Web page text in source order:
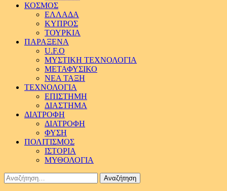
ΚΟΣΜΟΣ
ΕΛΛΑΔΑ
ΚΥΠΡΟΣ
ΤΟΥΡΚΙΑ
ΠΑΡΑΞΕΝΑ
U.F.O
ΜΥΣΤΙΚΗ ΤΕΧΝΟΛΟΓΙΑ
ΜΕΤΑΦΥΣΙΚΟ
ΝΕΑ ΤΑΞΗ
ΤΕΧΝΟΛΟΓΙΑ
ΕΠΙΣΤΗΜΗ
ΔΙΑΣΤΗΜΑ
ΔΙΑΤΡΟΦΗ
ΔΙΑΤΡΟΦΗ
ΦΥΣΗ
ΠΟΛΙΤΙΣΜΟΣ
ΙΣΤΟΡΙΑ
ΜΥΘΟΛΟΓΙΑ
Αναζήτηση
για: